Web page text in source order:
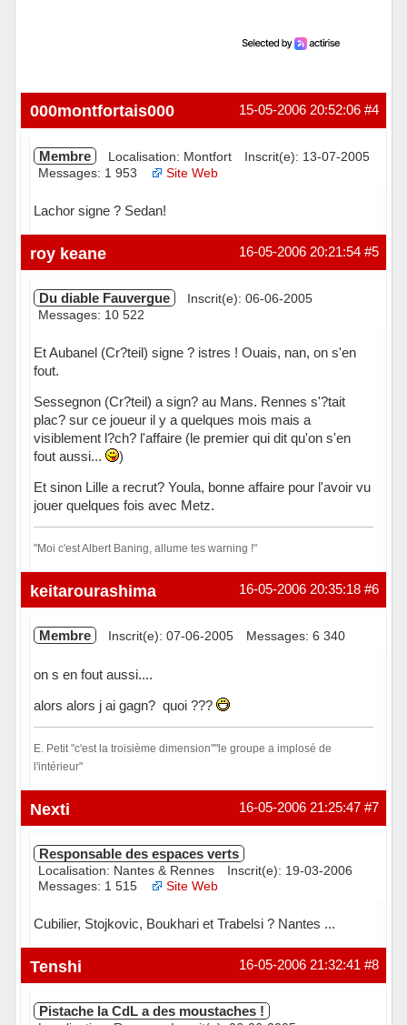
#4
15-05-2006 20:52:06
000montfortais000
Membre Localisation: Montfort
Inscrit(e): 13-07-2005
Messages: 1 953
Site Web
Lachor signe ? Sedan!
Hors ligne #5
16-05-2006 20:21:54
roy keane
Du diable Fauvergue
Inscrit(e): 06-06-2005
Messages: 10 522
Et Aubanel (Cr?teil) signe ? istres ! Ouais, nan, on s'en
fout.
Sessegnon (Cr?teil) a sign? au Mans. Rennes s'?tait
plac? sur ce joueur il y a quelques mois mais a
visiblement l?ch? l'affaire (le premier qui dit qu'on s'en
fout aussi...
)
Et sinon Lille a recrut? Youla, bonne affaire pour l'avoir vu
jouer quelques fois avec Metz.
"Moi c'est Albert Baning, allume tes warning !"
Hors ligne #6
16-05-2006 20:35:18
keitarourashima
Membre Inscrit(e): 07-06-2005 Messages: 6 340
on s en fout aussi....
alors alors j ai gagn? quoi ???
E. Petit "c'est la troisième dimension""le groupe a implosé de
l'intérieur"
Hors ligne #7
16-05-2006 21:25:47
Nexti
Responsable des espaces verts
Localisation: Nantes & Rennes
Inscrit(e): 19-03-2006
Messages: 1 515
Site Web
Cubilier, Stojkovic, Boukhari et Trabelsi ? Nantes ...
Hors ligne #8
16-05-2006 21:32:41
Tenshi
Pistache la CdL a des moustaches !